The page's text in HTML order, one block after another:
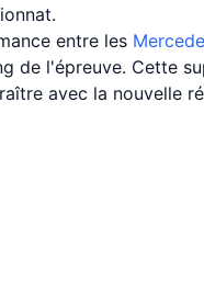
entre les
de l'épreuve. Cette
avec la nouvelle